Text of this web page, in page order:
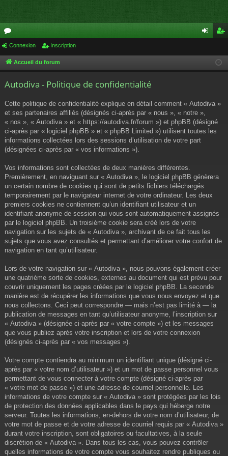
or
u cri
Connexion Inscription
Accueil du forum
Autodiva - Politique de confidentialité
Cette politique de confidentialité explique en détail comment « Autodiva »
et ses partenaires affiliés (désignés ci-après par « nous », « notre »,
« nos », « Autodiva » et « https://autodiva.fr/forum ») et phpBB (désigné
ci-après par « logiciel phpBB » et « phpBB Limited ») utilisent toutes les
informations collectées lors des sessions d’utilisation de votre part
(désignées ci-après par « vos informations »).
Vos informations sont collectées de deux manières différentes.
Premièrement, en naviguant sur « Autodiva », le logiciel phpBB génèrera
un certain nombre de cookies qui sont de petits fichiers téléchargés
temporairement par le navigateur internet de votre ordinateur. Les deux
premiers cookies ne contiennent qu’un identifiant utilisateur et un
identifiant anonyme de session qui vous sont automatiquement assignés
par le logiciel phpBB. Un troisième cookie sera créé lors de votre
navigation sur les sujets de « Autodiva », archivant de ce fait tous les
sujets que vous avez consultés et permettant d’améliorer votre confort de
navigation en tant qu’utilisateur.
Lors de votre navigation sur « Autodiva », nous pouvons également créer
une quatrième sorte de cookies, externes au document qui est prévu pour
couvrir uniquement les pages créées par le logiciel phpBB. La seconde
manière est de récupérer les informations que vous nous envoyez et que
nous collectons. Ceci peut correspondre — mais n’est pas limité à — la
publication de messages en tant qu’utilisateur anonyme, l’inscription sur
« Autodiva » (désignée ci-après par « votre compte ») et les messages
que vous publiez après votre inscription et lors de votre connexion
(désignés ci-après par « vos messages »).
Votre compte contiendra au minimum un identifiant unique (désigné ci-
après par « votre nom d’utilisateur ») et un mot de passe personnel vous
permettant de vous connecter à votre compte (désigné ci-après par
« votre mot de passe ») et une adresse de courriel personnelle. Les
informations de votre compte sur « Autodiva » sont protégées par les lois
de protection des données applicables dans le pays qui héberge notre
serveur. Toutes les informations, en-dehors de votre nom d’utilisateur, de
votre mot de passe et de votre adresse de courriel requis par « Autodiva »
durant votre inscription, sont obligatoires ou facultatives, à la seule
discrétion de « Autodiva ». Dans tous les cas, vous pouvez contrôler
quelles informations de votre compte vous souhaitez rendre publiques ou